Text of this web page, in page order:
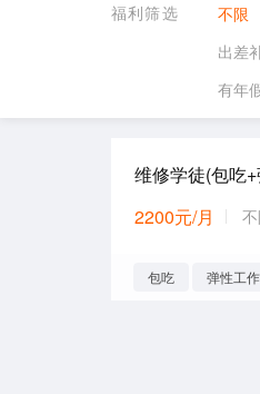
福利筛选
不限
出差
有年
维修学徒(包吃
2200元/月
包吃 弹性工作